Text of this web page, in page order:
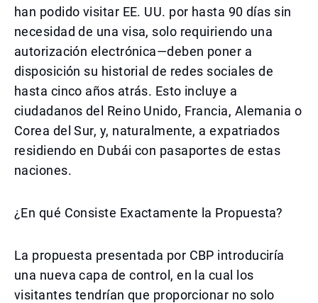
han podido visitar EE. UU. por hasta 90 días sin
necesidad de una visa, solo requiriendo una
autorización electrónica—deben poner a
disposición su historial de redes sociales de
hasta cinco años atrás. Esto incluye a
ciudadanos del Reino Unido, Francia, Alemania o
Corea del Sur, y, naturalmente, a expatriados
residiendo en Dubái con pasaportes de estas
naciones.
¿En qué Consiste Exactamente la Propuesta?
La propuesta presentada por CBP introduciría
una nueva capa de control, en la cual los
visitantes tendrían que proporcionar no solo